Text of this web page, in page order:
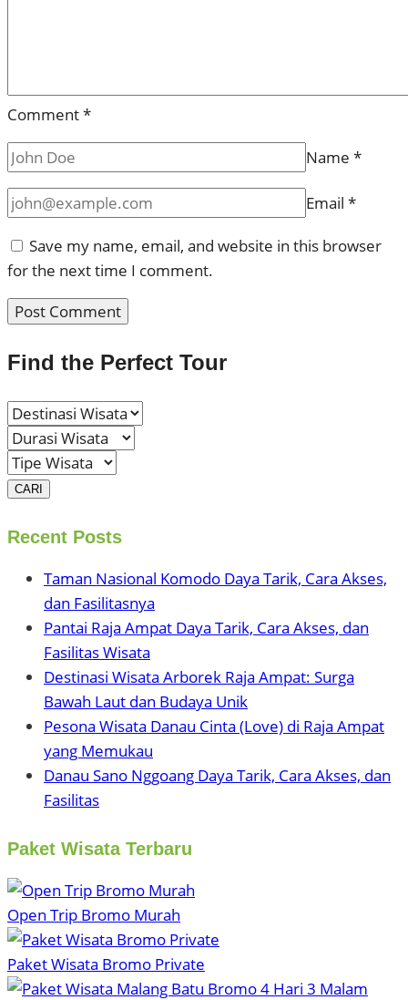
Comment*
Name *
Email *
Save my name, email, and website in this browser
for the next time I comment.
Find the Perfect Tour
CARI
Recent Posts
Taman Nasional Komodo Daya Tarik, Cara Akses,
dan Fasilitasnya
Pantai Raja Ampat Daya Tarik, Cara Akses, dan
Fasilitas Wisata
Destinasi Wisata Arborek Raja Ampat: Surga
Bawah Laut dan Budaya Unik
Pesona Wisata Danau Cinta (Love) di Raja Ampat
yang Memukau
Danau Sano Nggoang Daya Tarik, Cara Akses, dan
Fasilitas
Paket Wisata Terbaru
Open Trip Bromo Murah
Paket Wisata Bromo Private